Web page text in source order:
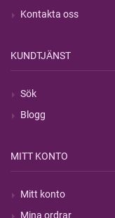
Kontakta oss
KUNDTJÄNST
Sök
Blogg
MITT KONTO
Mitt konto
Mina ordrar